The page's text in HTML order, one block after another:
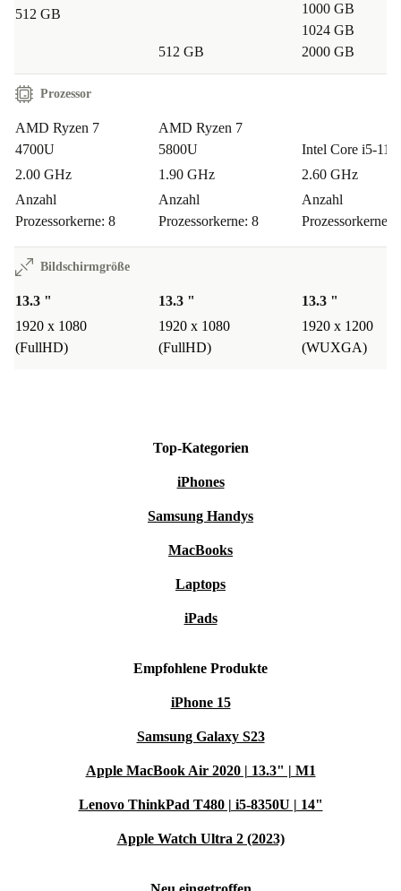
512 GB
512 GB
1000 GB
1024 GB
2000 GB
Prozessor
AMD Ryzen 7
4700U
2.00 GHz
Anzahl
Prozessorkerne: 8
AMD Ryzen 7
5800U
1.90 GHz
Anzahl
Prozessorkerne: 8
Intel Core i5-
2.60 GHz
Anzahl
Prozessorkerne: 4
Bildschirmgröße
13.3 "
1920 x 1080
(FullHD)
13.3 "
1920 x 1080
(FullHD)
13.3 "
1920 x 1200
(WUXGA)
Top-Kategorien
iPhones
Samsung Handys
MacBooks
Laptops
iPads
Empfohlene Produkte
iPhone 15
Samsung Galaxy S23
Apple MacBook Air 2020 | 13.3" | M1
Lenovo ThinkPad T480 | i5-8350U | 14"
Apple Watch Ultra 2 (2023)